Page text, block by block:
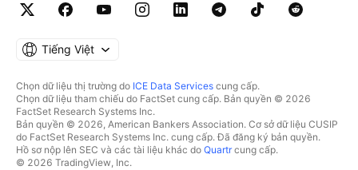
Tiếng Việt
Chọn dữ liệu thị trường do ICE Data Services cung cấp.
Chọn dữ liệu tham chiếu do FactSet cung cấp. Bản quyền © 2026
FactSet Research Systems Inc.
Bản quyền © 2026, American Bankers Association. Cơ sở dữ liệu CUSIP
do FactSet Research Systems Inc. cung cấp. Đã đăng ký bản quyền.
Hồ sơ nộp lên SEC và các tài liệu khác do Quartrcung cấp.
© 2026 TradingView, Inc.